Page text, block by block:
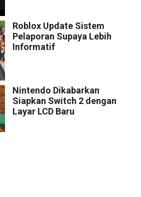
Roblox Update Sistem
Pelaporan Supaya Lebih
Informatif
Nintendo Dikabarkan
Siapkan Switch 2 dengan
Layar LCD Baru